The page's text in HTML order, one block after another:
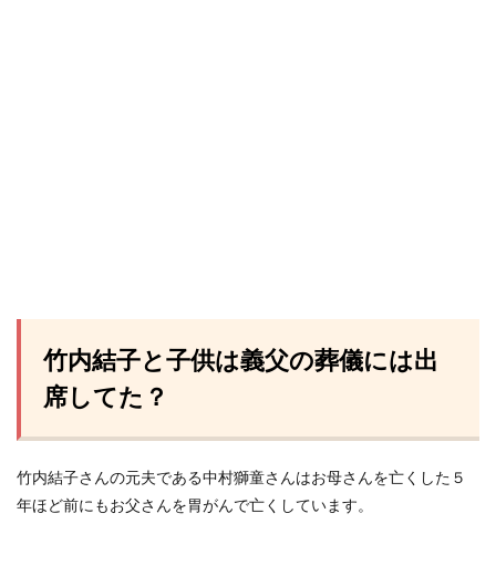
竹内結子と子供は義父の葬儀には出
席してた？
竹内結子さんの元夫である中村獅童さんはお母さんを亡くした５
年ほど前にもお父さんを胃がんで亡くしています。